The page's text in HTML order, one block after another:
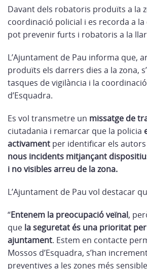
Davant dels robatoris produïts a la
coordinació policial i es recorda a
pot prevenir furts i robatoris a la
L’Ajuntament de Pau informa que,
produïts els darrers dies a la zona,
tasques de vigilància i la
d’Esquadra.
Es vol transmetre un missatge de
ciutadania i remarcar que la policia
activament per identificar els
nous incidents mitjançant
i no visibles arreu de la zona.
L’Ajuntament de Pau vol destacar
“Entenem la preocupació veïnal,
que la seguretat és una prioritat
ajuntament. Estem en contacte
Mossos d’Esquadra, s’han
preventives a les zones més